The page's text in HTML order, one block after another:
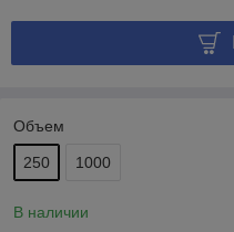
Объем
250 1000
В наличии